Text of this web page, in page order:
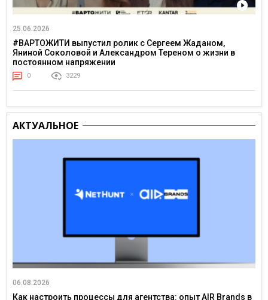
25.06.2026
#ВАРТОЖИТИ выпустил ролик с Сергеем Жаданом,
Яниной Соколовой и Александром Тереном о жизни в
постоянном напряжении
0 3229
АКТУАЛЬНОЕ
06.08.2026
Как настроить процессы для агентства: опыт AIR Brands в